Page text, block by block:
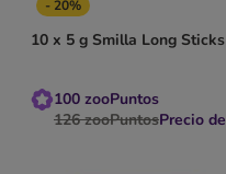
- 20%
10 x 5 g Smilla Long
100 zooPuntos
126 zooPuntosPrecio